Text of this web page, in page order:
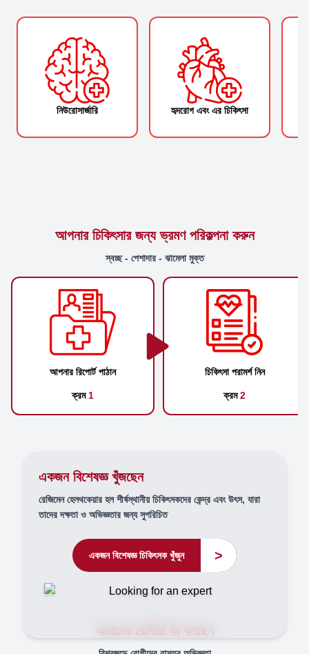
নিউরোসার্জারি হৃদরোগ এবং এর চিকিৎসা
আপনার চিকিৎসার জন্য ভ্রমণ পরিকল্পনা করুন
স্বচ্ছ - পেশাদার - ঝামেলা মুক্ত
আপনার রিপোর্ট পাঠান
ক্রম 1
চিকিৎসা পরামর্শ নিন
ক্রম2
একজন বিশেষজ্ঞ খুঁজছেন
রেজিমেন হেলথকেয়ার হল শীর্ষস্থানীয় চিকিৎসকদের কেন্দ্র এবং উৎস, যারা
তাদের দক্ষতা ও অভিজ্ঞতার জন্য সুপরিচিত
একজন বিশেষজ্ঞ চিকিৎসক খুঁজুন >
আমাদের রোগীরা কী বলছেন